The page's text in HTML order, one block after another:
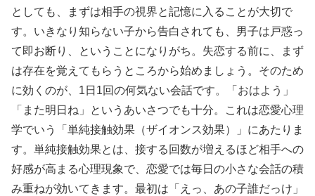
としても、まずは相手の視界と記憶に入ることが大切で
す。いきなり知らない子から告白されても、男子は戸惑っ
て即お断り、ということになりがち。失恋する前に、まず
は存在を覚えてもらうところから始めましょう。そのため
に効くのが、1日1回の何気ない会話です。「おはよう」
「また明日ね」というあいさつでも十分。これは恋愛心理
学でいう「単純接触効果（ザイオンス効果）」にあたりま
す。単純接触効果とは、接する回数が増えるほど相手への
好感が高まる心理現象で、恋愛では毎日の小さな会話の積
み重ねが効いてきます。最初は「えっ、あの子誰だっけ」